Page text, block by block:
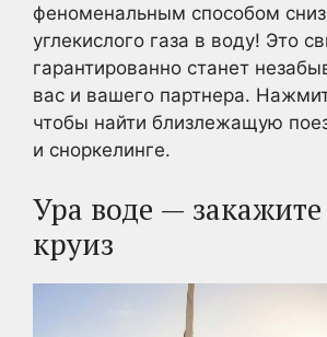
феноменальным способом
углекислого газа в воду! Это
гарантированно станет
вас и вашего партнера.
чтобы найти близлежащую
и сноркелинге.
Ура воде —
круиз